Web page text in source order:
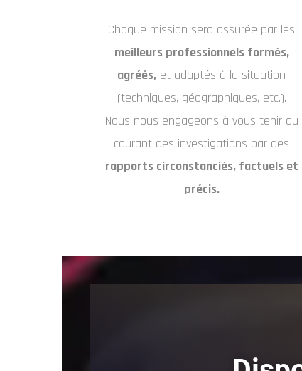
Chaque mission sera assurée par les
meilleurs professionnels formés,
agréés, et adaptés à la situation
(techniques, géographiques, etc.).
Nous nous engageons à vous tenir au
courant des investigations par des
rapports circonstanciés, factuels et
précis.